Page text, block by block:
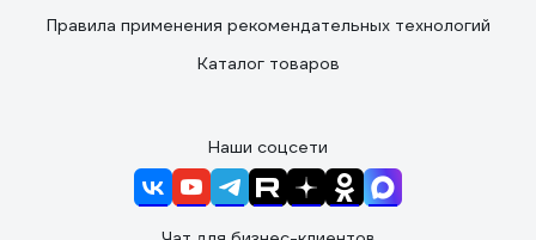
Правила применения рекомендательных технологий
Каталог товаров
Наши соцсети